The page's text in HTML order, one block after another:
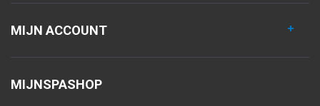
MIJN ACCOUNT
MIJNSPASHOP